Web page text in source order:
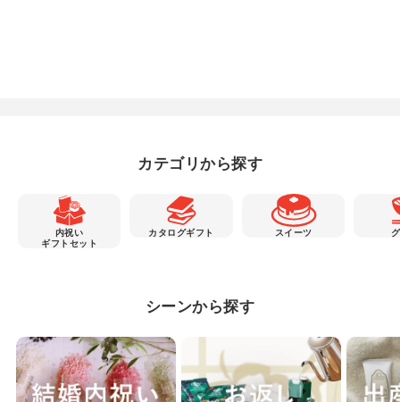
カテゴリから探す
内祝い
ギフトセット
カタログギフト スイーツ
シーンから探す